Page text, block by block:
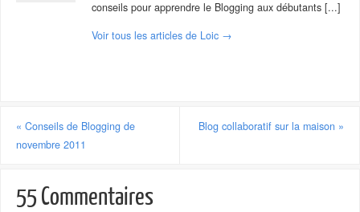
conseils pour apprendre le Blogging aux débutants [...]
Voir tous les articles de Loic →
« Conseils de Blogging de
novembre 2011
Blog collaboratif sur la maison »
55 Commentaires